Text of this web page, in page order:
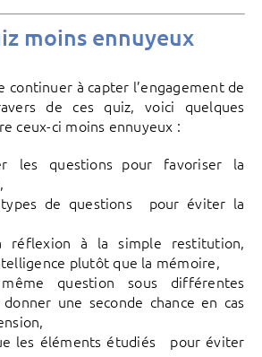
moins ennuyeux
continuer à capter l’engagement de
de ces quiz, voici quelques
ceux-ci moins ennuyeux :
les questions pour favoriser la
de questions pour éviter la
réflexion à la simple restitution,
plutôt que la mémoire,
question sous différentes
une seconde chance en cas
les éléments étudiés pour éviter